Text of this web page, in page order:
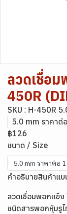
ลวดเชื่อ
450R
SKU : H-450R
5.0 mm ราคาต่
฿126
ขนาด / Size
5.0 mm ราคาต่อ
คำอธิบายสินค้าแบ
ลวดเชื่อมพอกแข็
ชนิดสารพอกหุ้มรูไ